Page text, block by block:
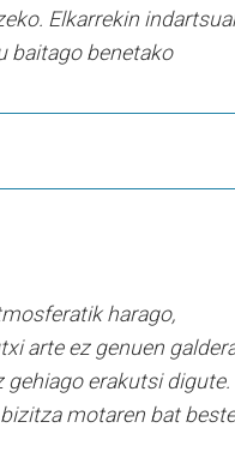
Elkarrekin
baitago benetako
harago,
arte ez genuen
gehiago erakutsi digute.
motaren bat beste